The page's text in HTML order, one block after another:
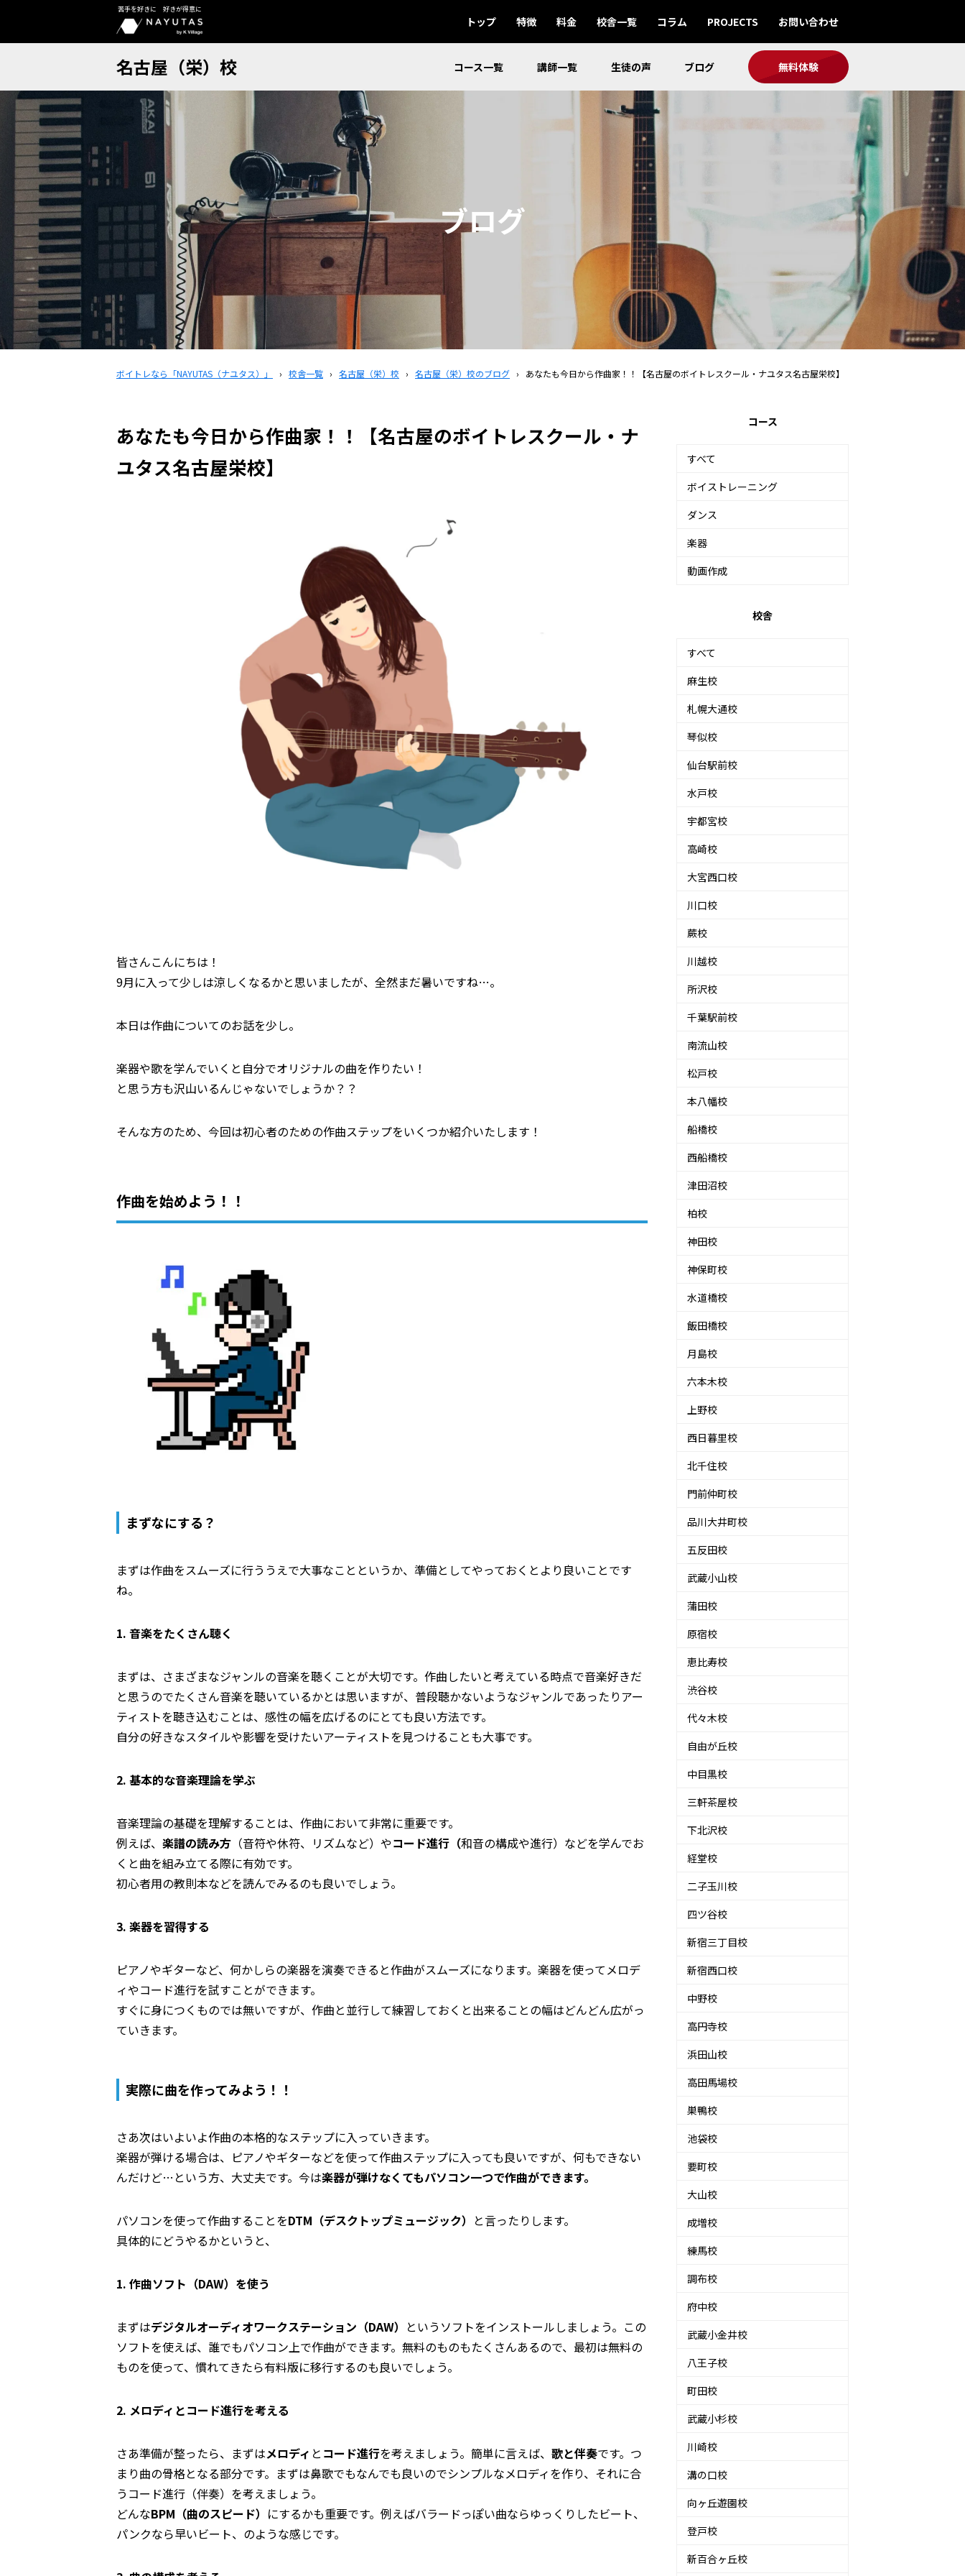
苦手を好きに 好きが得意に
トップ 特徴 料金 校舎一覧 コラム PROJECTS お問い合わせ
名古屋（栄）校 コース一覧 講師一覧 生徒の声 ブログ 無料体験
ブログ
ボイトレなら「NAYUTAS（ナユタス）」 › 校舎一覧 › 名古屋（栄）校 › 名古屋（栄）校のブログ › あなたも今日から作曲家！！【名古屋のボイトレスクール・ナユタス名古屋栄校】
あなたも今日から作曲家！！【名古屋のボイトレスクール・ナ
ユタス名古屋栄校】
皆さんこんにちは！
9月に入って少しは涼しくなるかと思いましたが、全然まだ暑いですね…。
本日は作曲についてのお話を少し。
楽器や歌を学んでいくと自分でオリジナルの曲を作りたい！
と思う方も沢山いるんじゃないでしょうか？？
そんな方のため、今回は初心者のための作曲ステップをいくつか紹介いたします！
作曲を始めよう！！
まずなにする？
まずは作曲をスムーズに行ううえで大事なことというか、準備としてやっておくとより良いことです
ね。
1. 音楽をたくさん聴く
まずは、さまざまなジャンルの音楽を聴くことが大切です。作曲したいと考えている時点で音楽好きだ
と思うのでたくさん音楽を聴いているかとは思いますが、普段聴かないようなジャンルであったりアー
ティストを聴き込むことは、感性の幅を広げるのにとても良い方法です。
自分の好きなスタイルや影響を受けたいアーティストを見つけることも大事です。
2. 基本的な音楽理論を学ぶ
音楽理論の基礎を理解することは、作曲において非常に重要です。
例えば、 楽譜の読み方 （音符や休符、リズムなど）やコード進行（和音の構成や進行）などを学んでお
くと曲を組み立てる際に有効です。
初心者用の教則本などを読んでみるのも良いでしょう。
3. 楽器を習得する
ピアノやギターなど、何かしらの楽器を演奏できると作曲がスムーズになります。楽器を使ってメロデ
ィやコード進行を試すことができます。
すぐに身につくものでは無いですが、作曲と並行して練習しておくと出来ることの幅はどんどん広がっ
ていきます。
実際に曲を作ってみよう！！
さあ次はいよいよ作曲の本格的なステップに入っていきます。
楽器が弾ける場合は、ピアノやギターなどを使って作曲ステップに入っても良いですが、何もできない
んだけど…という方、大丈夫です。今は楽器が弾けなくてもパソコン一つで作曲ができます。
パソコンを使って作曲することをDTM（デスクトップミュージック） と言ったりします。
具体的にどうやるかというと、
1. 作曲ソフト（DAW）を使う
まずはデジタルオーディオワークステーション（DAW） というソフトをインストールしましょう。この
ソフトを使えば、誰でもパソコン上で作曲ができます。無料のものもたくさんあるので、最初は無料の
ものを使って、慣れてきたら有料版に移行するのも良いでしょう。
2. メロディとコード進行を考える
さあ準備が整ったら、まずはメロディ と コード進行を考えましょう。簡単に言えば、 歌と伴奏です。つ
まり曲の骨格となる部分です。まずは鼻歌でもなんでも良いのでシンプルなメロディを作り、それに合
うコード進行（伴奏）を考えましょう。
どんなBPM（曲のスピード） にするかも重要です。例えばバラードっぽい曲ならゆっくりしたビート、
パンクなら早いビート、のような感じです。
コース
すべて
ボイストレーニング
ダンス
楽器
動画作成
校舎
すべて
麻生校
札幌大通校
琴似校
仙台駅前校
水戸校
宇都宮校
高崎校
大宮西口校
川口校
蕨校
川越校
所沢校
千葉駅前校
南流山校
松戸校
本八幡校
船橋校
西船橋校
津田沼校
柏校
神田校
神保町校
水道橋校
飯田橋校
月島校
六本木校
上野校
西日暮里校
北千住校
門前仲町校
品川大井町校
五反田校
武蔵小山校
蒲田校
原宿校
恵比寿校
渋谷校
代々木校
自由が丘校
中目黒校
三軒茶屋校
下北沢校
経堂校
二子玉川校
四ツ谷校
新宿三丁目校
新宿西口校
中野校
高円寺校
浜田山校
高田馬場校
巣鴨校
池袋校
要町校
大山校
成増校
練馬校
調布校
府中校
武蔵小金井校
八王子校
町田校
武蔵小杉校
川崎校
溝の口校
向ヶ丘遊園校
登戸校
新百合ヶ丘校